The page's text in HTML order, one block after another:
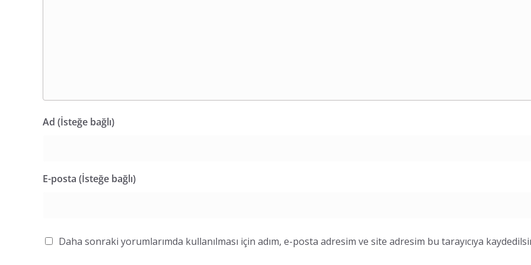
Ad (İsteğe bağlı)
E-posta (İsteğe bağlı)
Daha sonraki yorumlarımda kullanılması için adım, e-posta adresim ve site adresim bu tarayıcıya